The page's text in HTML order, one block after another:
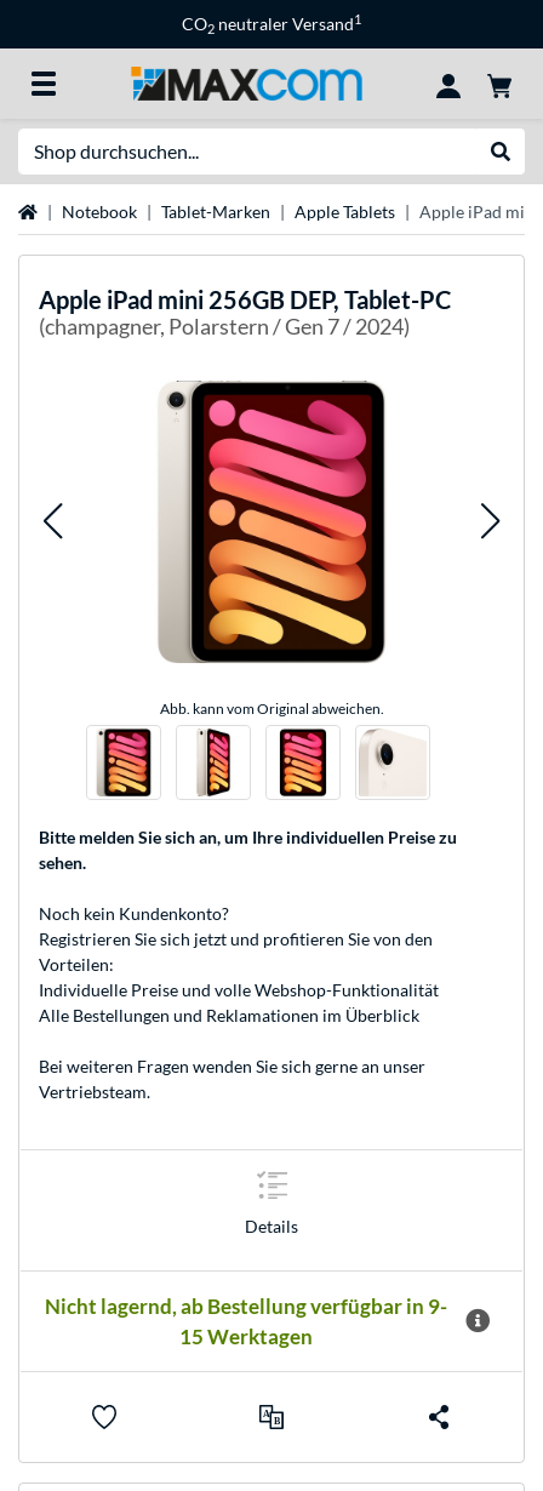
CO2 neutraler Versand1
StartseiteNotebook Tablet-Marken Apple Tablets Apple iPad mini
Apple iPad mini 256GB DEP, Tablet-PC
(champagner, Polarstern / Gen 7 / 2024)
Abb. kann vom Original abweichen.
Bitte melden Sie sich an, um Ihre individuellen Preise zu
sehen.
Noch kein Kundenkonto?
Registrieren Sie sich jetzt und profitieren Sie von den
Vorteilen:
Individuelle Preise und volle Webshop-Funktionalität
Alle Bestellungen und Reklamationen im Überblick
Bei weiteren Fragen wenden Sie sich gerne an unser
Vertriebsteam.
Details
Nicht lagernd, ab Bestellung verfügbar in 9-
15 Werktagen